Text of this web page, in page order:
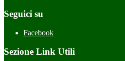
Seguici su
Facebook
Sezione Link Utili